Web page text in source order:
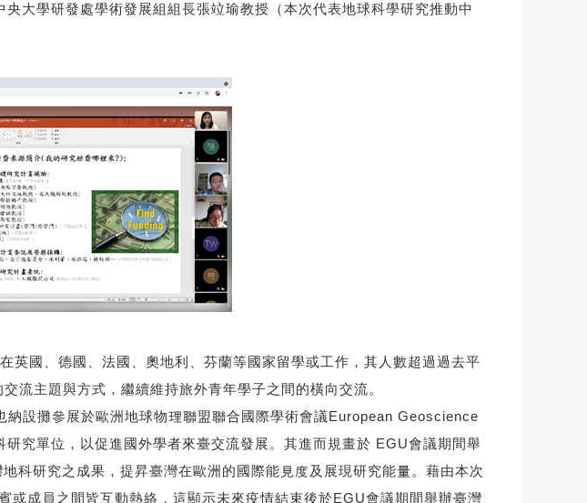
大學研發處學術發展組組⾧張竝瑜教授（本次代表地球科學研究推動中
國、德國、法國、奧地利、芬蘭等國家留學或⼯作，其人數超過過去平
流主題與方式，繼續維持旅外青年學⼦之間的橫向交流。
設攤參展於歐洲地球物理聯盟聯合國際學術會議European Geoscience
究單位，以促進國外學者來臺交流發展。其進而規畫於 EGU會議期間舉
科研究之成果，提昇臺灣在歐洲的國際能見度及展現研究能量。藉由本次
成員之間皆互動熱絡，這顯示未來疫情結束後於EGU會議期間舉辦臺灣